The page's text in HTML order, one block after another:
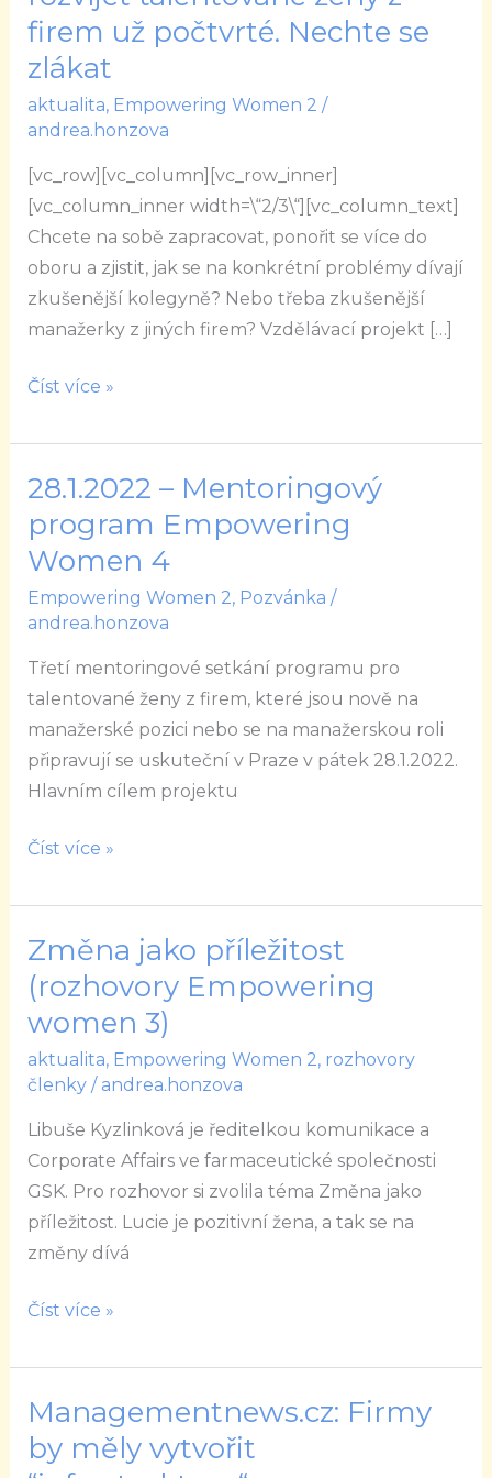
firem už počtvrté. Nechte se
zlákat
aktualita, Empowering Women 2 /
andrea.honzova
[vc_row][vc_column][vc_row_inner]
[vc_column_inner width=\“2/3\“][vc_column_text]
Chcete na sobě zapracovat, ponořit se více do
oboru a zjistit, jak se na konkrétní problémy dívají
zkušenější kolegyně? Nebo třeba zkušenější
manažerky z jiných firem? Vzdělávací projekt […]
pomůže
rozvíjet
talentované
ženy
z
firem
už
počtvrté.
Nechte
se
zlákat
Číst více »
28.1.2022 – Mentoringový
program Empowering
Women 4
Empowering Women 2, Pozvánka /
andrea.honzova
Třetí mentoringové setkání programu pro
talentované ženy z firem, které jsou nově na
manažerské pozici nebo se na manažerskou roli
připravují se uskuteční v Praze v pátek 28.1.2022.
Hlavním cílem projektu
28.1.2022
–
Mentoringový
program
Empowering
4
Číst více »
Změna jako příležitost
(rozhovory Empowering
women 3)
aktualita, Empowering Women 2, rozhovory
členky/ andrea.honzova
Libuše Kyzlinková je ředitelkou komunikace a
Corporate Affairs ve farmaceutické společnosti
GSK. Pro rozhovor si zvolila téma Změna jako
příležitost. Lucie je pozitivní žena, a tak se na
změny dívá
Změna
jako
příležitost
(rozhovory
Empowering
women
3)
Číst více »
Managementnews.cz: Firmy
by měly vytvořit
Managementnews.cz:
Firmy
by